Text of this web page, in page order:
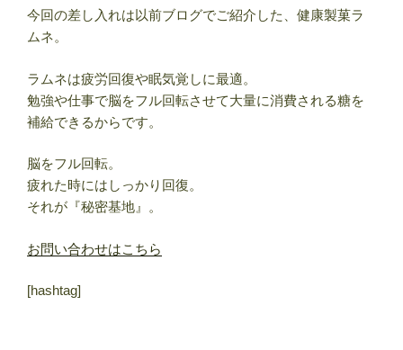
今回の差し入れは以前ブログでご紹介した、健康製菓ラ
ムネ。
ラムネは疲労回復や眠気覚しに最適。
勉強や仕事で脳をフル回転させて大量に消費される糖を
補給できるからです。
脳をフル回転。
疲れた時にはしっかり回復。
それが『秘密基地』。
お問い合わせはこちら
[hashtag]